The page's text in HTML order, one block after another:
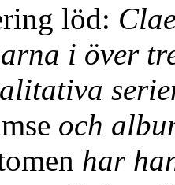
löd:
i över
och
har